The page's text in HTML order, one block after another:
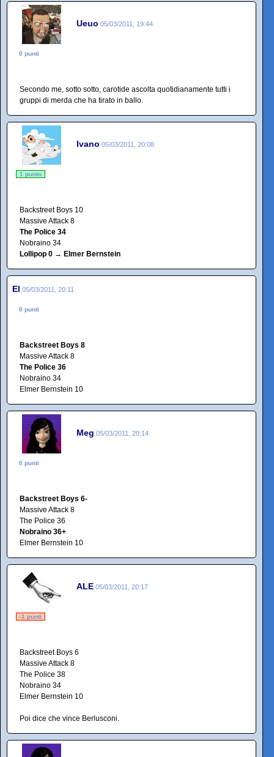
Ueuo 05/03/2011, 19:44
0 punti
Secondo me, sotto sotto, carotide ascolta quotidianamente tutti i
gruppi di merda che ha tirato in ballo.
Ivano 05/03/2011, 20:08
1 punto
Backstreet Boys 10
Massive Attack 8
The Police 34
Nobraino 34
Lollipop 0 → Elmer Bernstein
El 05/03/2011, 20:11
0 punti
Backstreet Boys 8
Massive Attack 8
The Police 36
Nobraino 34
Elmer Bernstein 10
Meg 05/03/2011, 20:14
0 punti
Backstreet Boys 6-
Massive Attack 8
The Police 36
Nobraino 36+
Elmer Bernstein 10
ALE 05/03/2011, 20:17
-1 punti
Backstreet Boys 6
Massive Attack 8
The Police 38
Nobraino 34
Elmer Bernstein 10
Poi dice che vince Berlusconi.